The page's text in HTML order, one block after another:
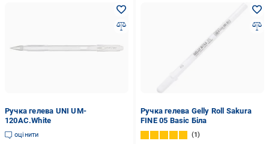
Ручка гелева UNI UM-
120AC.White
оцінити
Ручка гелева Gelly Roll Sakura
FINE 05 Basic Біла
1